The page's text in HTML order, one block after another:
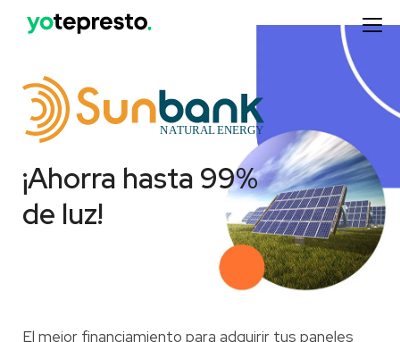
¡Ahorra hasta 99%
de luz!
El mejor financiamiento para adquirir tus paneles